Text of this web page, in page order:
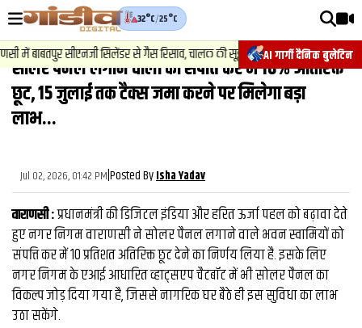
AI गार्गी दैनिक बुलेटिन
32°C/25°C
में बाबतपुर सीएनजी सिलेंडर से गैस रिसाव, चालक की सूझबूझ से टला बड़ा हादसा. 2.
वीडियोज़
वाराणसी न्यूज़
न्यूज़
फिल्मी
साहित्य
संस्कृति
ख़ान पान और जीवनशैली
अंतरराष्ट्रीय
सोलर पैनल लगाने वालों को संपत्ति कर में 10% अतिरिक्त
छूट, 15 जुलाई तक टैक्स जमा करने पर मिलेगा बड़ा
लाभ...
Jul 02, 2026, 01:42 PM|Posted ByIsha Yadav
वाराणसी :प्रधानमंत्री की डिजिटल इंडिया और हरित ऊर्जा पहल को बढ़ावा देते
हुए नगर निगम वाराणसी ने सोलर पैनल लगाने वाले भवन स्वामियों को
संपत्ति कर में 10 प्रतिशत अतिरिक्त छूट देने का निर्णय लिया है. इसके लिए
नगर निगम के एआई आधारित व्हाट्सएप चैटबॉट में भी सोलर पैनल का
विकल्प जोड़ दिया गया है, जिससे नागरिक घर बैठे ही इस सुविधा का लाभ
उठा सकेंगे.